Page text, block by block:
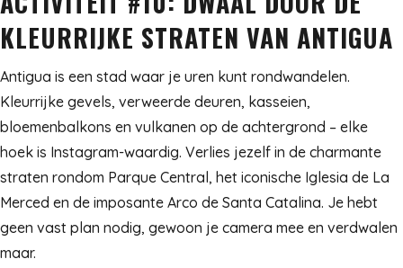
KLEURRIJKE STRATEN VAN ANTIGUA
Antigua is een stad waar je uren kunt rondwandelen.
Kleurrijke gevels, verweerde deuren, kasseien,
bloemenbalkons en vulkanen op de achtergrond – elke
hoek is Instagram-waardig. Verlies jezelf in de charmante
straten rondom Parque Central, het iconische Iglesia de La
Merced en de imposante Arco de Santa Catalina. Je hebt
geen vast plan nodig, gewoon je camera mee en verdwalen
maar.